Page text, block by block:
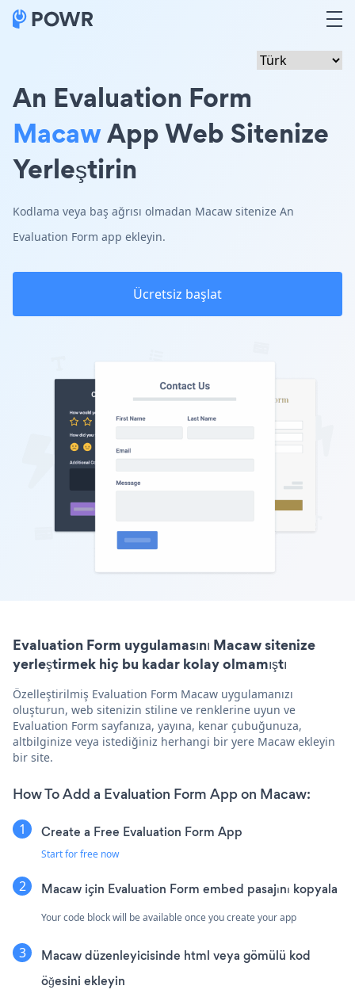
An Evaluation Form
MacawApp Web Sitenize
Yerleştirin
Kodlama veya baş ağrısı olmadan Macaw sitenize An
Evaluation Form app ekleyin.
Ücretsiz başlat
Evaluation Form uygulamasını Macaw sitenize
yerleştirmek hiç bu kadar kolay olmamıştı
Özelleştirilmiş Evaluation Form Macaw uygulamanızı
oluşturun, web sitenizin stiline ve renklerine uyun ve
Evaluation Form sayfanıza, yayına, kenar çubuğunuza,
altbilginize veya istediğiniz herhangi bir yere Macaw ekleyin
bir site.
How To Add a Evaluation Form App on Macaw:
Create a Free Evaluation Form App
Start for free now
Macaw için Evaluation Form embed pasajını kopyala
Your code block will be available once you create your app
Macaw düzenleyicisinde html veya gömülü kod
öğesini ekleyin